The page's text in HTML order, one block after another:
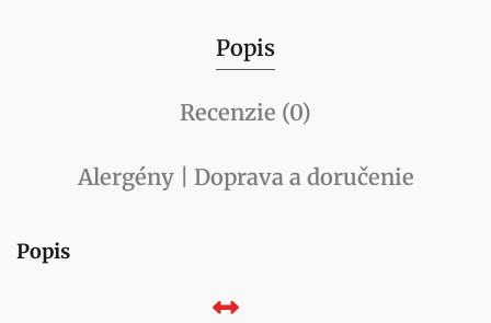
Popis
Recenzie (0)
Alergény | Doprava a doručenie
Popis